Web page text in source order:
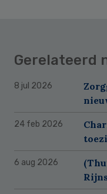
Gerelateerd
8 jul 2026
24 feb 2026
6 aug 2026